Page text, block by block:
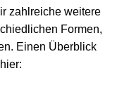
zahlreiche weitere
Formen,
Einen Überblick